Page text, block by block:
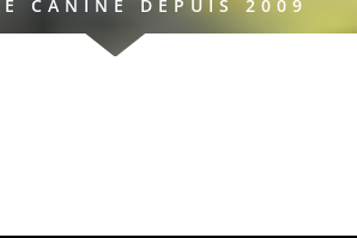
CANINE DEPUIS 2009